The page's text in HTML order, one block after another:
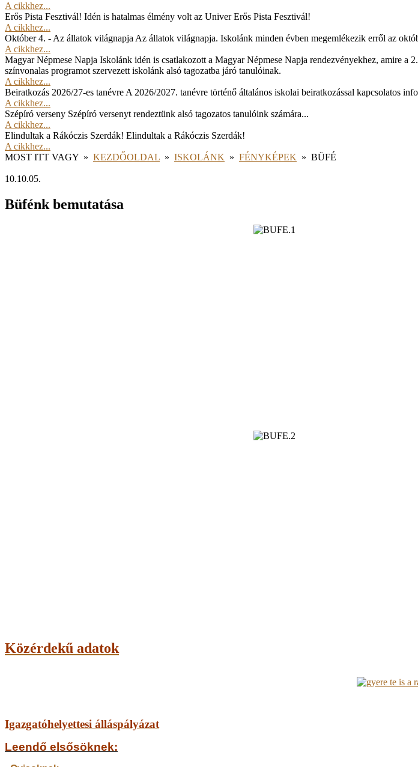
A cikkhez...
Erős Pista Fesztivál! Idén is hatalmas élmény volt az Univer Erős Pista Fesztivál!
A cikkhez...
Október 4. - Az állatok világnapja Az állatok világnapja. Iskolánk minden évben megemlékezik erről az
A cikkhez...
Magyar Népmese Napja Iskolánk idén is csatlakozott a Magyar Népmese Napja rendezvényekhez, amire a
színvonalas programot szervezett iskolánk alsó tagozatba járó tanulóinak.
A cikkhez...
Beiratkozás 2026/27-es tanévre A 2026/2027. tanévre történő általános iskolai beiratkozással kapcsolatos
A cikkhez...
Szépíró verseny Szépíró versenyt rendeztünk alsó tagozatos tanulóink számára...
A cikkhez...
Elindultak a Rákóczis Szerdák! Elindultak a Rákóczis Szerdák!
A cikkhez...
MOST ITT VAGY » KEZDŐOLDAL » ISKOLÁNK » FÉNYKÉPEK » BÜFÉ
10.10.05.
Büfénk bemutatása
Közérdekű adatok
Igazgatóhelyettesi álláspályázat
Leendő elsősöknek: